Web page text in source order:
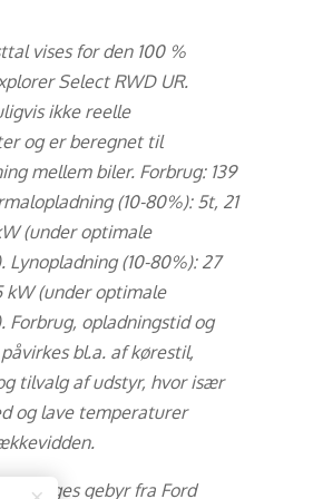
vises for den 100 %
Select RWD UR.
ikke reelle
og er beregnet til
mellem biler. Forbrug: 139
(10-80%): 5t, 21
(under optimale
Lynopladning (10-80%): 27
kW (under optimale
Forbrug, opladningstid og
bl.a. af kørestil,
tilvalg af udstyr, hvor især
og lave temperaturer
gebyr fra Ford